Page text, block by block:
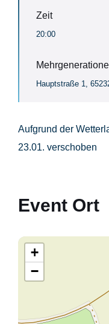
Zeit
20:00
Hauptstraße 1,
Aufgrund der
23.01. verschoben
Event Ort
+
−